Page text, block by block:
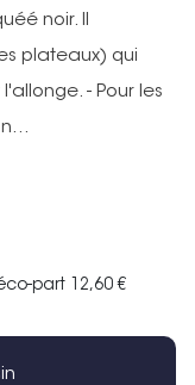
noir. Il
plateaux) qui
- Pour les
part 12,60 €